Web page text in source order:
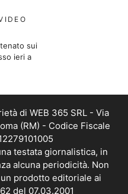
sui
ieri a
di WEB 365 SRL - Via
(RM) - Codice Fiscale
testata giornalistica, in
alcuna periodicità. Non
prodotto editoriale ai
del 07.03.2001